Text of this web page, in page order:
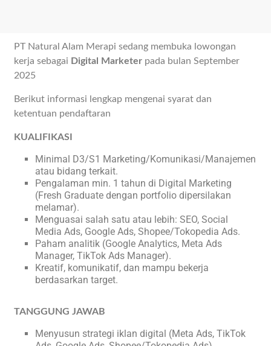
PT Natural Alam Merapi sedang membuka lowongan
kerja sebagai Digital Marketer pada bulan September
2025
Berikut informasi lengkap mengenai syarat dan
ketentuan pendaftaran
KUALIFIKASI
Minimal D3/S1 Marketing/Komunikasi/Manajemen
atau bidang terkait.
Pengalaman min. 1 tahun di Digital Marketing
(Fresh Graduate dengan portfolio dipersilakan
melamar).
Menguasai salah satu atau lebih: SEO, Social
Media Ads, Google Ads, Shopee/Tokopedia Ads.
Paham analitik (Google Analytics, Meta Ads
Manager, TikTok Ads Manager).
Kreatif, komunikatif, dan mampu bekerja
berdasarkan target.
TANGGUNG JAWAB
Menyusun strategi iklan digital (Meta Ads, TikTok